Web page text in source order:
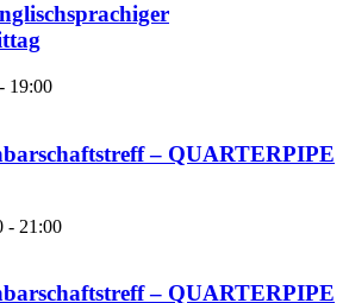
- 19:00
– QUARTERPIPE
- 21:00
– QUARTERPIPE